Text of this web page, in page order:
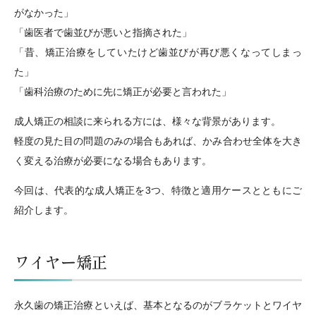
がなかった」
「歯医者で歯並びが悪いと指摘された」
「昔、矯正治療をしていたけど歯並びが再び悪くなってしまっ
た」
「歯科治療のために先に矯正が必要と言われた」
成人矯正の相談に来られる方には、様々な背景があります。
軽度の見た目の問題のみの場合もあれば、かみ合わせ全体を大き
く変える治療が必要になる場合もあります。
今回は、代表的な成人矯正を3つ、特徴と適用ケースとともにご
紹介します。
ワイヤー矯正
永久歯の矯正治療といえば、基本となるのがブラケットとワイヤ